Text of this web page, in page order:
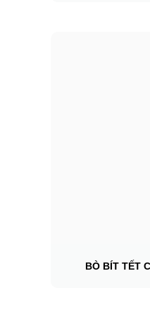
BÒ BÍT TẾT